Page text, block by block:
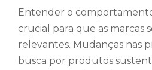
Entender o
crucial para que as marcas
relevantes. Mudanças nas
busca por produtos